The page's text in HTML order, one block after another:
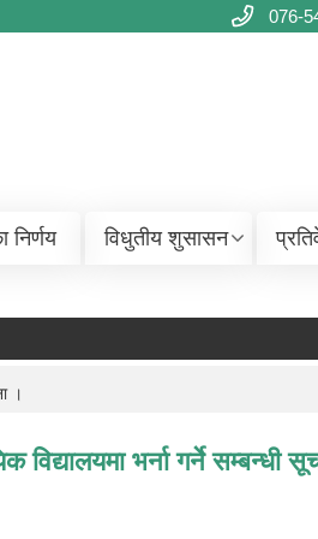
076-
निर्णय विधुतीय शुसासन
।
भर्ना गर्ने सम्बन्धी